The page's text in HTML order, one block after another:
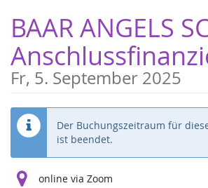
Haupt-
Inhalt
springen
BAAR ANGELS
Fr, 5. September 2025
Der Buchungszeitraum für
ist beendet.
online via Zoom